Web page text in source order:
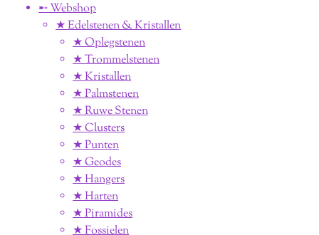
➸ Webshop
★ Edelstenen & Kristallen
★ Oplegstenen
★ Trommelstenen
★ Kristallen
★ Palmstenen
★ Ruwe Stenen
★ Clusters
★ Punten
★ Geodes
★ Hangers
★ Harten
★ Piramides
★ Fossielen